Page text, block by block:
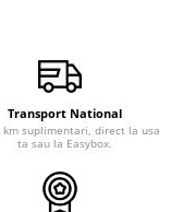
Transport National
km suplimentari, direct la usa
ta sau la Easybox.